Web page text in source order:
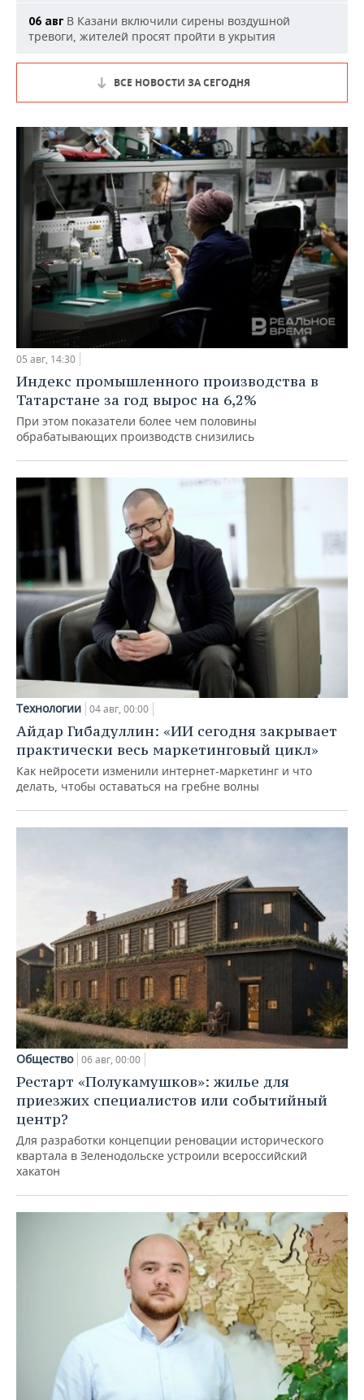
06 авг В Казани включили сирены воздушной
тревоги, жителей просят пройти в укрытия
ВСЕ НОВОСТИ ЗА СЕГОДНЯ
05 авг, 14:30
Индекс промышленного производства в
Татарстане за год вырос на 6,2%
При этом показатели более чем половины
обрабатывающих производств снизились
Технологии 04 авг, 00:00
Айдар Гибадуллин: «ИИ сегодня закрывает
практически весь маркетинговый цикл»
Как нейросети изменили интернет-маркетинг и что
делать, чтобы оставаться на гребне волны
Общество 06 авг, 00:00
Рестарт «Полукамушков»: жилье для
приезжих специалистов или событийный
центр?
Для разработки концепции реновации исторического
квартала в Зеленодольске устроили всероссийский
хакатон